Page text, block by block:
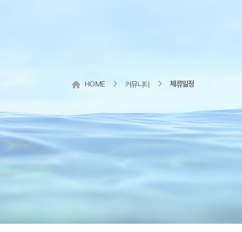
HOME 커뮤니티 체류일정